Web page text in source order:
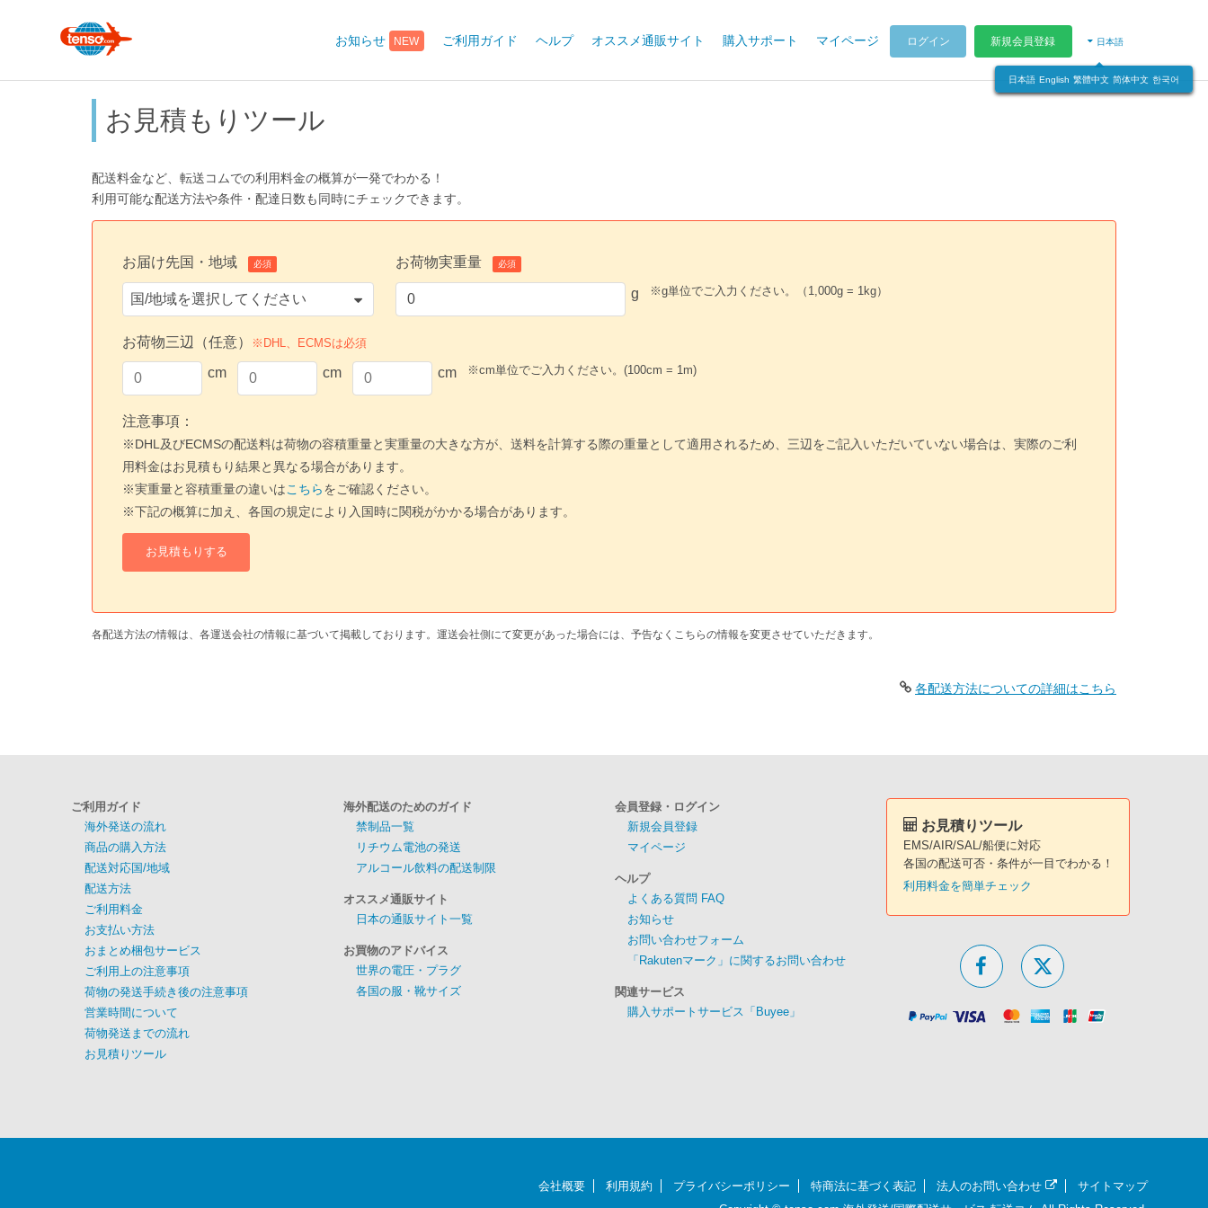
お知らせ NEW ご利用ガイド ヘルプ オススメ通販サイト 購入サポート マイページ ログイン 新規会員登録 日本語
日本語 English 繁體中文 简体中文 한국어
お見積もりツール
配送料金など、転送コムでの利用料金の概算が一発でわかる！
利用可能な配送方法や条件・配達日数も同時にチェックできます。
お届け先国・地域 必須 お荷物実重量 必須
g ※g単位でご入力ください。（1,000g = 1kg）
お荷物三辺（任意） ※DHL、ECMSは必須
cm cm cm ※cm単位でご入力ください。(100cm = 1m)
注意事項：
※DHL及びECMSの配送料は荷物の容積重量と実重量の大きな方が、送料を計算する際の重量として適用されるため、三辺をご記入いただいていない場合は、実際のご利
用料金はお見積もり結果と異なる場合があります。
※実重量と容積重量の違いはこちら をご確認ください。
※下記の概算に加え、各国の規定により入国時に関税がかかる場合があります。
各配送方法の情報は、各運送会社の情報に基づいて掲載しております。運送会社側にて変更があった場合には、予告なくこちらの情報を変更させていただきます。
各配送方法についての詳細はこちら
ご利用ガイド
海外発送の流れ
商品の購入方法
配送対応国/地域
配送方法
ご利用料金
お支払い方法
おまとめ梱包サービス
ご利用上の注意事項
荷物の発送手続き後の注意事項
営業時間について
荷物発送までの流れ
お見積りツール
海外配送のためのガイド
禁制品一覧
リチウム電池の発送
アルコール飲料の配送制限
オススメ通販サイト
日本の通販サイト一覧
お買物のアドバイス
世界の電圧・プラグ
各国の服・靴サイズ
会員登録・ログイン
新規会員登録
マイページ
ヘルプ
よくある質問 FAQ
お知らせ
お問い合わせフォーム
「Rakutenマーク」に関するお問い合わせ
関連サービス
購入サポートサービス「Buyee」
お見積りツール
EMS/AIR/SAL/船便に対応
各国の配送可否・条件が一目でわかる！
利用料金を簡単チェック
会社概要 利用規約 プライバシーポリシー 特商法に基づく表記 法人のお問い合わせ
サイトマップ